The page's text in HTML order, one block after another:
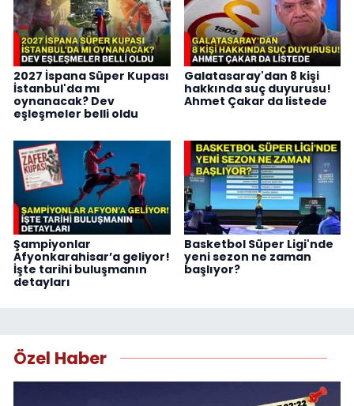
2027 İspana Süper Kupası
İstanbul'da mı
oynanacak? Dev
eşleşmeler belli oldu
Galatasaray'dan 8 kişi
hakkında suç duyurusu!
Ahmet Çakar da listede
Şampiyonlar
Afyonkarahisar’a geliyor!
İşte tarihi buluşmanın
detayları
Basketbol Süper Ligi'nde
yeni sezon ne zaman
başlıyor?
Özel Haber